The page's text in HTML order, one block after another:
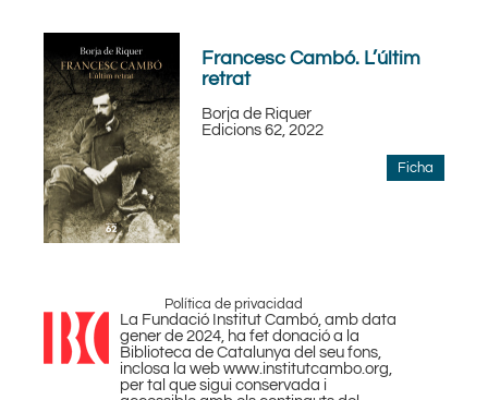
Francesc Cambó. L’últim
retrat
Borja de Riquer
Edicions 62, 2022
Ficha
Política de privacidad
La Fundació Institut Cambó, amb data
gener de 2024, ha fet donació a la
Biblioteca de Catalunya del seu fons,
inclosa la web www.institutcambo.org,
per tal que sigui conservada i